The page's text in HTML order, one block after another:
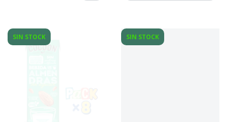
SIN STOCK SIN STOCK